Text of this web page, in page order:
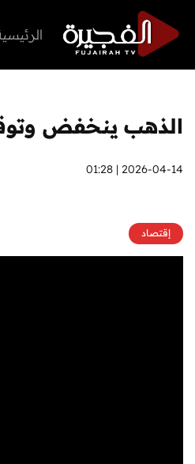
الذهب ينخفض
2026-04-14 | 01:28
إقتصاد